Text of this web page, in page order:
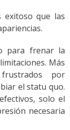
exitoso que las
para frenar la
Más
por
el statu quo.
solo el
necesaria